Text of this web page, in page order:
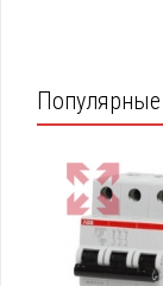
Популярные